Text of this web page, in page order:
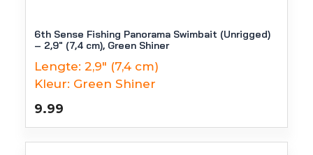
6th Sense Fishing Panorama Swimbait (Unrigged)
– 2,9″ (7,4 cm), Green Shiner
Lengte: 2,9" (7,4 cm)
Kleur: Green Shiner
9.99